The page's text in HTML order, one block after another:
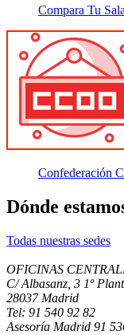
Compara Tu
Confederación
Dónde
Todas nuestras sedes
OFICINAS
C/ Albasanz, 3 1º
28037 Madrid
Tel: 91 540 92 82
Asesoría Madrid 91